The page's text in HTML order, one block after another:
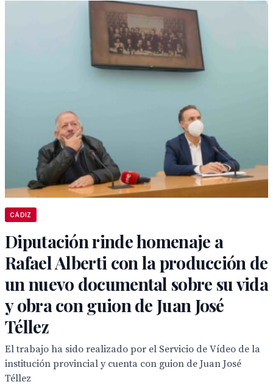
CÁDIZ
Diputación rinde homenaje a
Rafael Alberti con la producción de
un nuevo documental sobre su vida
y obra con guion de Juan José
Téllez
El trabajo ha sido realizado por el Servicio de Vídeo de la
institución provincial y cuenta con guion de Juan José
Téllez